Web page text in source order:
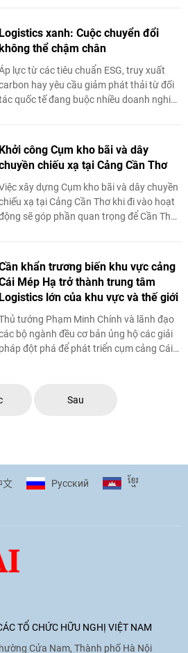
Logistics xanh: Cuộc chuyển đổi
thể chậm chân
lực từ các tiêu chuẩn ESG, truy xuất
hay yêu cầu giảm phát thải từ đối
quốc tế đang buộc nhiều doanh nghiệp
Khởi công Cụm kho bãi và dây
chiếu xạ tại Cảng Cần Thơ
xây dựng Cụm kho bãi và dây chuyền
xạ tại Cảng Cần Thơ khi đi vào hoạt
sẽ góp phần quan trọng để Cần Thơ
khẩn trương biến khu vực cảng
Mép Hạ trở thành trung tâm
Logistics lớn của khu vực và thế giới
tướng Phạm Minh Chính và lãnh đạo
bộ ngành đều cơ bản ủng hộ các giải
pháp đột phá để phát triển cụm cảng Cái
Sau
文 Pусский ខ្មែរ
TỔ CHỨC HỮU NGHỊ VIỆT NAM
Cửa Nam, Thành phố Hà Nội